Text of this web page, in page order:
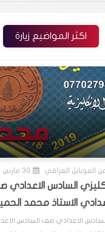
اكثر المواضيع زيارة
الموبايل العراقي 30 مارس 2020
السادس
الاستاذ محمد
السادس الاعدادي صف السادس